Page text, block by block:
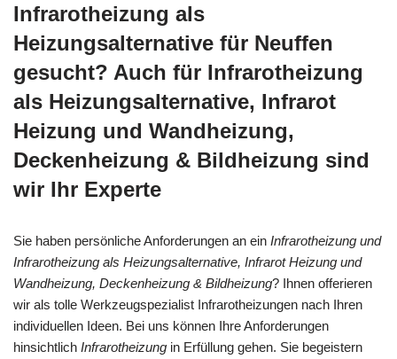
Infrarotheizung als
Heizungsalternative für Neuffen
gesucht? Auch für Infrarotheizung
als Heizungsalternative, Infrarot
Heizung und Wandheizung,
Deckenheizung & Bildheizung sind
wir Ihr Experte
Sie haben persönliche Anforderungen an ein Infrarotheizung und
Infrarotheizung als Heizungsalternative, Infrarot Heizung und
Wandheizung, Deckenheizung & Bildheizung? Ihnen offerieren
wir als tolle Werkzeugspezialist Infrarotheizungen nach Ihren
individuellen Ideen. Bei uns können Ihre Anforderungen
hinsichtlich Infrarotheizung in Erfüllung gehen. Sie begeistern